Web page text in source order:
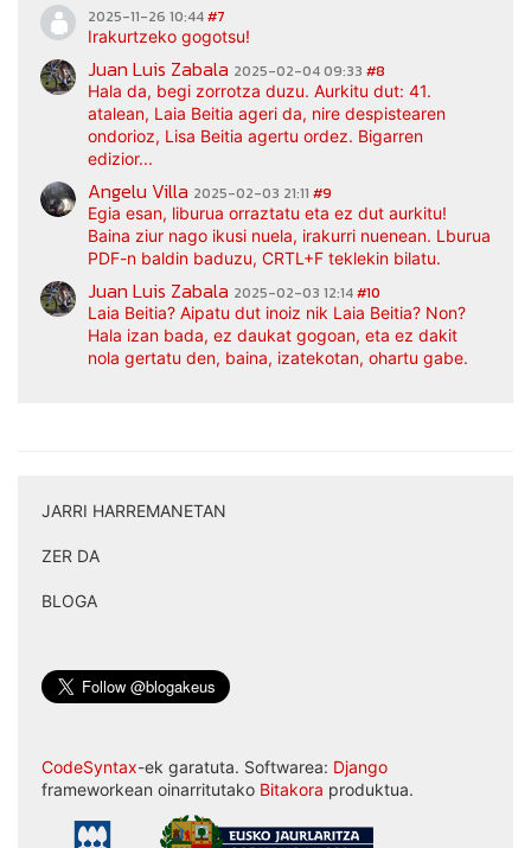
2025-11-26 10:44#7
Irakurtzeko gogotsu!
Juan Luis Zabala 2025-02-04 09:33 #8
Hala da, begi zorrotza duzu. Aurkitu dut: 41.
atalean, Laia Beitia ageri da, nire despistearen
ondorioz, Lisa Beitia agertu ordez. Bigarren
edizior...
Angelu Villa 2025-02-03 21:11 #9
Egia esan, liburua orraztatu eta ez dut aurkitu!
Baina ziur nago ikusi nuela, irakurri nuenean. Lburua
PDF-n baldin baduzu, CRTL+F teklekin bilatu.
Juan Luis Zabala 2025-02-03 12:14#10
Laia Beitia? Aipatu dut inoiz nik Laia Beitia? Non?
Hala izan bada, ez daukat gogoan, eta ez dakit
nola gertatu den, baina, izatekotan, ohartu gabe.
JARRI HARREMANETAN
ZER DA
BLOGA
CodeSyntax-ek garatuta. Softwarea: Django
frameworkean oinarritutako Bitakora produktua.